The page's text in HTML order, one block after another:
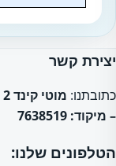
יצירת קשר
כתובתנו:
– מיקוד: 7638519
הטלפונים שלנו: